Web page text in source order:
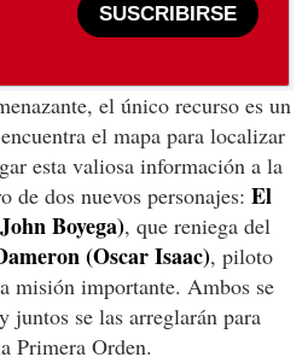
SUSCRIBIRSE
el único recurso es un
el mapa para localizar
esta valiosa información a la
de dos nuevos personajes: El
Boyega), que reniega del
(Oscar Isaac), piloto
misión importante. Ambos se
juntos se las arreglarán para
Primera Orden.